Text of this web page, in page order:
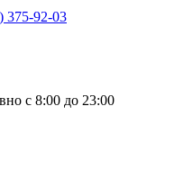
375-92-03
с 8:00 до 23:00